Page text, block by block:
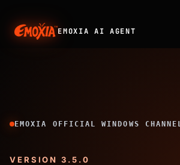
EMOXIA AI AGENT
EMOXIA OFFICIAL WINDOWS CHANNEL
VERSION 3.5.0